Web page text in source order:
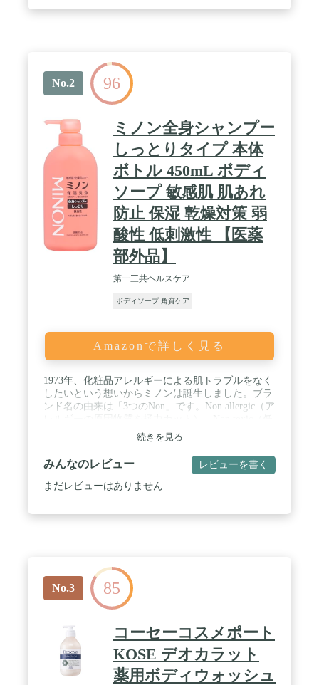
No.2 96
ミノン全身シャンプー
しっとりタイプ 本体
ボトル 450mL ボディ
ソープ 敏感肌 肌あれ
防止 保湿 乾燥対策 弱
酸性 低刺激性 【医薬
部外品】
第一三共ヘルスケア
ボディソープ 角質ケア
Amazonで詳しく見る
1973年、化粧品アレルギーによる肌トラブルをなく
したいという想いからミノンは誕生しました。ブラ
ンド名の由来は「3つのNon」です。Non allergic（ア
刺激性／低毒性）、Non alkaline（弱酸性／アルカリ
性でない） 開発当時から目指している"3つのこだわ
り"で、ミノンは赤ちゃんから高齢の方までお使い
いただけるために、今もこの考え方を守ったものづ
くりを続けています。 / ミノン全身シャンプーは植
「低刺激性」「弱酸性」「無着色」／肌に余計な負
担をかけにくい処方設計で、赤ちゃんから高齢の方
までお使いいただけます。 / 【有効成分】アラント
イン・グリチルリチン酸アンモニウム 【効能】ふ
け・かゆみの防止、肌あれの防止、あれ性肌の防
止、皮膚及び毛髪の清浄。 / アレルギーテスト済み
（すべての方にアレルギーが起こらないというわけ
ではありません） 【内容量】 450mL 【原産国】 日
本 【香り】 なつかしい石けん系の香り 【肌質】 敏
続きを見る
みんなのレビュー レビューを書く
まだレビューはありません
No.3 85
コーセーコスメポート
KOSE デオカラット
薬用ボディウォッシュ